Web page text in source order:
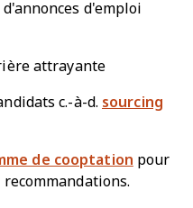
d'emploi
attrayante
c.-à-d. sourcing
de cooptation pour